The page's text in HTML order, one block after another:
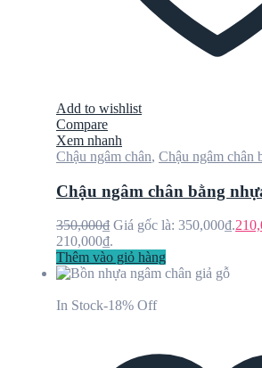
Add to wishlist
Compare
Xem nhanh
Chậu ngâm chân, Chậu ngâm chân
Chậu ngâm chân bằng
350,000₫ Giá gốc là: 350,000₫.
210,000₫.
Thêm vào giỏ hàng
In Stock-18% Off